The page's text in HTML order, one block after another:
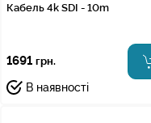
Кабель 4k SDI - 10m
1691 грн.
В наявності